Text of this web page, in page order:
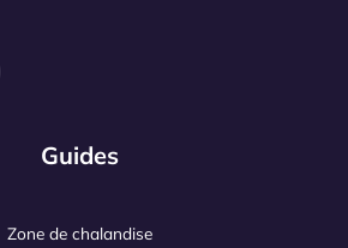
Guides
Zone de chalandise